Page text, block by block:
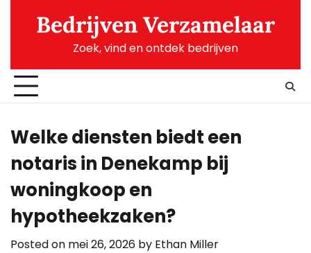
Bedrijven Verzamelaar
Zoek, vind en ontdek bedrijven
Welke diensten biedt een
notaris in Denekamp bij
woningkoop en
hypotheekzaken?
Posted on mei 26, 2026 by Ethan Miller